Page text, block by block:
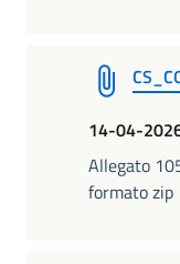
14-04-
Allegato
formato zip